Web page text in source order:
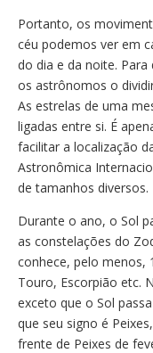
Portanto, os
céu podemos ver em
do dia e da noite.
os astrônomos o
As estrelas de uma
ligadas entre si. É
facilitar a localização
Astronômica
de tamanhos diversos.
Durante o ano, o Sol
as constelações do
conhece, pelo menos,
Touro, Escorpião etc.
exceto que o Sol
que seu signo é
frente de Peixes de